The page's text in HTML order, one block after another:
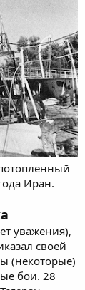
Иран.
уважения),
своей
(некоторые)
бои. 28